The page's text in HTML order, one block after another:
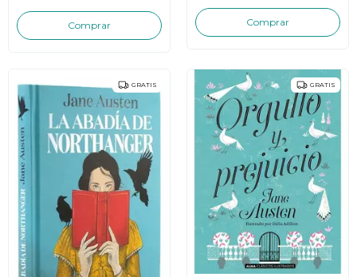
GRATIS GRATIS